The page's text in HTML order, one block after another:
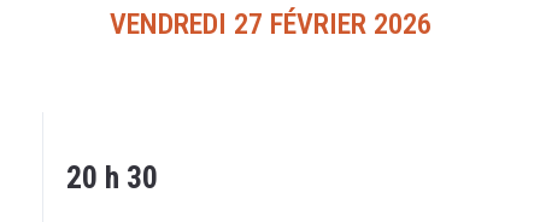
VENDREDI 27 FÉVRIER 2026
20 h 30